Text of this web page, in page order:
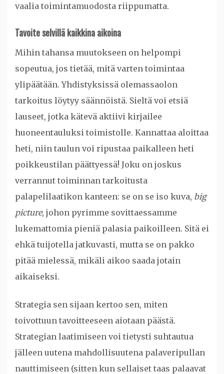
vaalia toimintamuodosta riippumatta.
Tavoite selvillä kaikkina aikoina
Mihin tahansa muutokseen on helpompi
sopeutua, jos tietää, mitä varten toimintaa
ylipäätään. Yhdistyksissä olemassaolon
tarkoitus löytyy säännöistä. Sieltä voi etsiä
lauseet, jotka kätevä aktiivi kirjailee
huoneentauluksi toimistolle. Kannattaa aloittaa
heti, niin taulun voi ripustaa paikalleen heti
poikkeustilan päättyessä! Joku on joskus
verrannut toiminnan tarkoitusta
palapelilaatikon kanteen: se on se iso kuva, big
picture, johon pyrimme sovittaessamme
lukemattomia pieniä palasia paikoilleen. Sitä ei
ehkä tuijotella jatkuvasti, mutta se on pakko
pitää mielessä, mikäli aikoo saada jotain
aikaiseksi.
Strategia sen sijaan kertoo sen, miten
toivottuun tavoitteeseen aiotaan päästä.
Strategian laatimiseen voi tietysti suhtautua
jälleen uutena mahdollisuutena palaveripullan
nauttimiseen (sitten kun sellaiset taas palaavat